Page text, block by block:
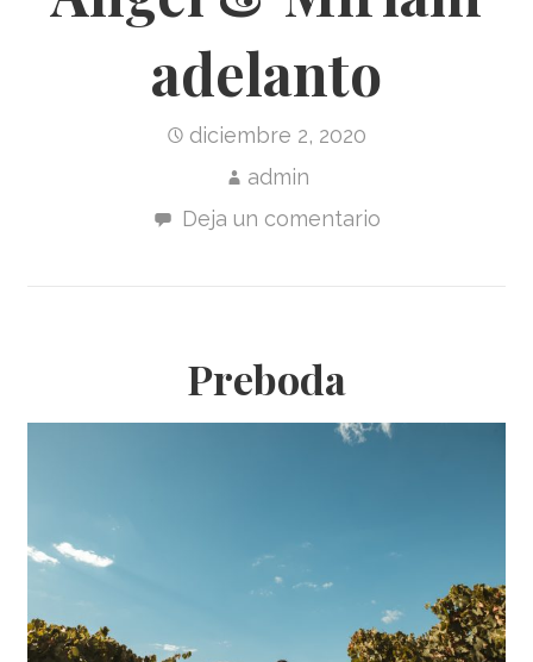
adelanto
diciembre 2, 2020
admin
Deja un comentario
Preboda